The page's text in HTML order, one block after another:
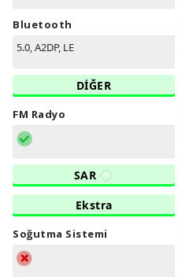
Bluetooth
5.0, A2DP, LE
DİĞER
FM Radyo
SAR
Ekstra
Soğutma Sistemi